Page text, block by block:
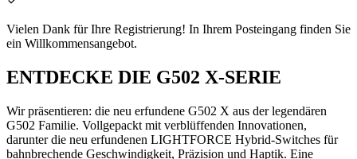
Vielen Dank für Ihre Registrierung! In Ihrem Posteingang finden Sie
ein Willkommensangebot.
ENTDECKE DIE G502 X-SERIE
Wir präsentieren: die neu erfundene G502 X aus der legendären
G502 Familie. Vollgepackt mit verblüffenden Innovationen,
darunter die neu erfundenen LIGHTFORCE Hybrid-Switches für
bahnbrechende Geschwindigkeit, Präzision und Haptik. Eine